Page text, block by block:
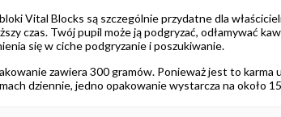
Vital Blocks są szczególnie przydatne dla
czas. Twój pupil może ją podgryzać, odłamywać
się w ciche podgryzanie i poszukiwanie.
zawiera 300 gramów. Ponieważ jest to karma
dziennie, jedno opakowanie wystarcza na około